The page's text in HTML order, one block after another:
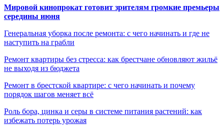
Мировой кинопрокат готовит зрителям громкие премьеры
середины июня
Генеральная уборка после ремонта: с чего начинать и где не
наступить на грабли
Ремонт квартиры без стресса: как брестчане обновляют жильё
не выходя из бюджета
Ремонт в брестской квартире: с чего начинать и почему
порядок шагов меняет всё
Роль бора, цинка и серы в системе питания растений: как
избежать потерь урожая